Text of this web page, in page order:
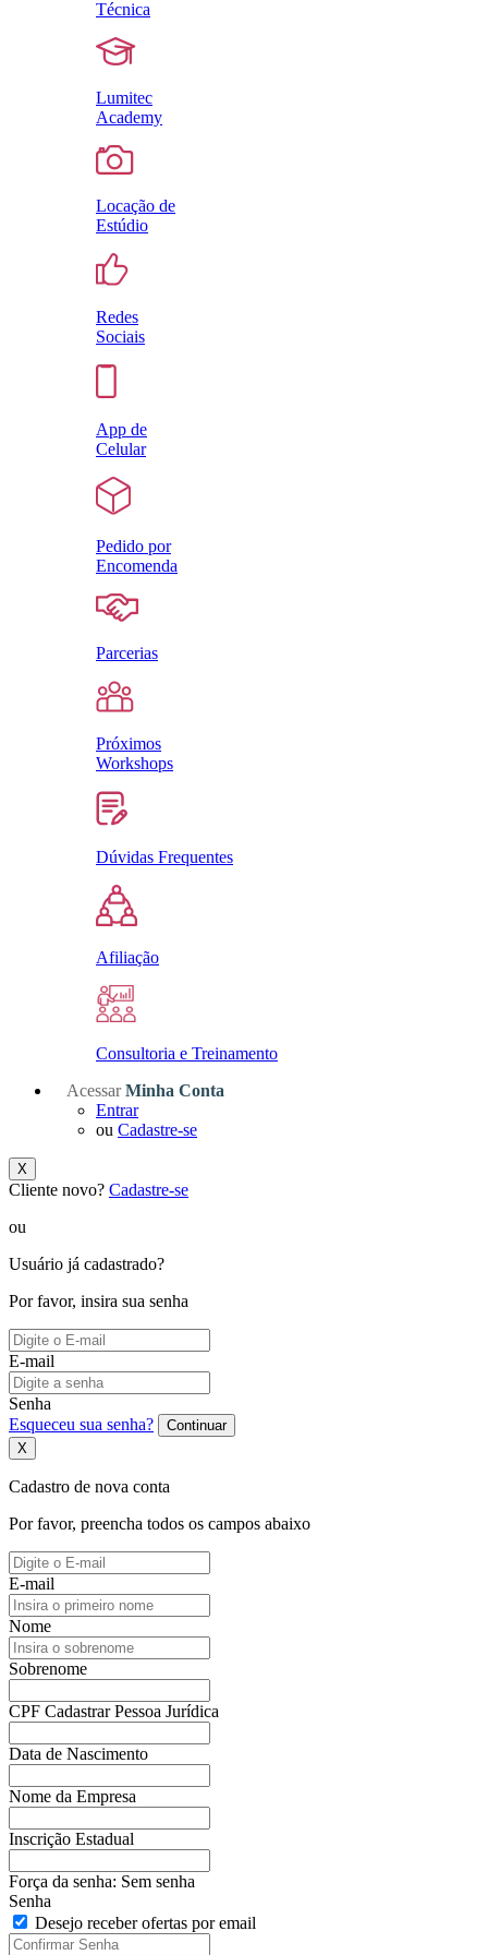
Técnica
Lumitec
Academy
Locação de
Estúdio
Redes
Sociais
App de
Celular
Pedido por
Encomenda
Parcerias
Próximos
Workshops
Dúvidas Frequentes
Afiliação
Consultoria e Treinamento
Acessar Minha Conta
Entrar
ou Cadastre-se
X
Cliente novo? Cadastre-se
ou
Usuário já cadastrado?
Por favor, insira sua senha
E-mail
Senha
Esqueceu sua senha?
Continuar
X
Cadastro de nova conta
Por favor, preencha todos os campos abaixo
E-mail
Nome
Sobrenome
CPF Cadastrar Pessoa Jurídica
Data de Nascimento
Nome da Empresa
Inscrição Estadual
Força da senha: Sem senha
Senha
Desejo receber ofertas por email